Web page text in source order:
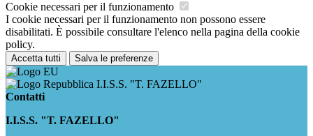
Cookie necessari per il funzionamento
I cookie necessari per il funzionamento non possono essere
disabilitati. È possibile consultare l'elenco nella pagina della cookie
policy.
Accetta tutti Salva le preferenze
I.I.S.S. "T. FAZELLO"
Contatti
I.I.S.S. "T. FAZELLO"